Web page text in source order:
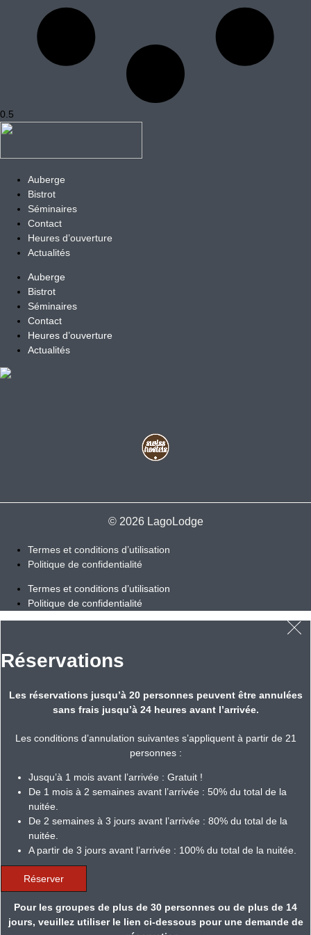
Auberge
Bistrot
Séminaires
Contact
Heures d’ouverture
Actualités
Auberge
Bistrot
Séminaires
Contact
Heures d’ouverture
Actualités
© 2026 LagoLodge
Termes et conditions d’utilisation
Politique de confidentialité
Termes et conditions d’utilisation
Politique de confidentialité
Réservations
Les réservations jusqu’à 20 personnes peuvent être annulées
sans frais jusqu’à 24 heures avant l’arrivée.
Les conditions d’annulation suivantes s’appliquent à partir de 21
personnes :
Jusqu’à 1 mois avant l’arrivée : Gratuit !
De 1 mois à 2 semaines avant l’arrivée : 50% du total de la
nuitée.
De 2 semaines à 3 jours avant l’arrivée : 80% du total de la
nuitée.
A partir de 3 jours avant l’arrivée : 100% du total de la nuitée.
Réserver
Pour les groupes de plus de 30 personnes ou de plus de 14
jours, veuillez utiliser le lien ci-dessous pour une demande de